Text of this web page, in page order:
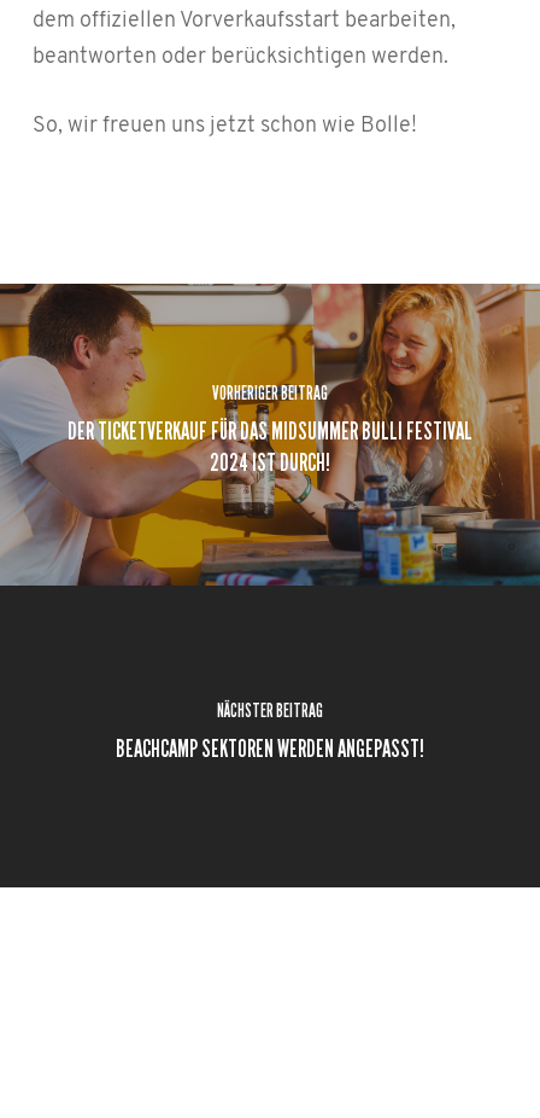
dem offiziellen Vorverkaufsstart bearbeiten,
beantworten oder berücksichtigen werden.
So, wir freuen uns jetzt schon wie Bolle!
VORHERIGER BEITRAG
DER TICKETVERKAUF FÜR DAS MIDSUMMER BULLI FESTIVAL
2024 IST DURCH!
NÄCHSTER BEITRAG
BEACHCAMP SEKTOREN WERDEN ANGEPASST!